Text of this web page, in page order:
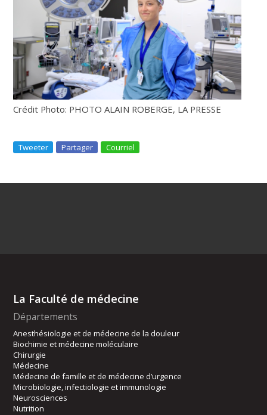
Crédit Photo: PHOTO ALAIN ROBERGE, LA PRESSE
Tweeter Partager Courriel
La Faculté de médecine
Départements
Anesthésiologie et de médecine de la douleur
Biochimie et médecine moléculaire
Chirurgie
Médecine
Médecine de famille et de médecine d’urgence
Microbiologie, infectiologie et immunologie
Neurosciences
Nutrition